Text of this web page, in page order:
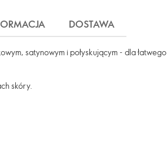
DOSTAWA
satynowym i połyskującym - dla łatwego
skóry.